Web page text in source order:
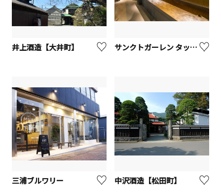
井上酒造【大井町】 サンクトガーレン タップルーム【厚木市】
三浦ブルワリー 中沢酒造【松田町】